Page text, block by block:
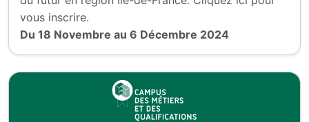
vous inscrire.
Du 18 Novembre au 6 Décembre 2024